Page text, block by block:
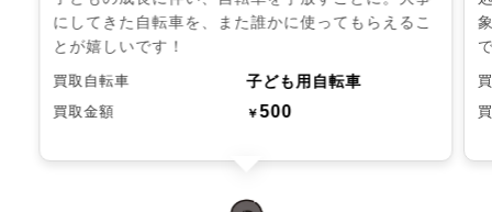
にしてきた自転車を、また誰かに使ってもらえるこ
とが嬉しいです！
買取自転車 子ども用自転車
買取金額 ￥500